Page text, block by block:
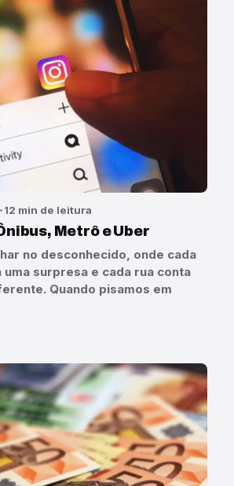
12 min de leitura
Metrô e Uber
no desconhecido, onde cada
uma surpresa e cada rua conta
Quando pisamos em